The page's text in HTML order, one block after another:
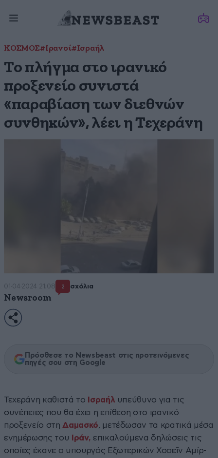
ΚΟΣΜΟΣ#Ιρανοί#Ισραήλ
Το πλήγμα στο ιρανικό
προξενείο συνιστά
«παραβίαση των διεθνών
συνθηκών», λέει η Τεχεράνη
01·04·2024 21:08 2 σχόλια
Newsroom
Πρόσθεσε το Newsbeast στις προτεινόμενες
πηγές σου στη Google
Τεχεράνη καθιστά το Ισραήλ υπεύθυνο για τις
συνέπειες που θα έχει η επίθεση στο ιρανικό
προξενείο στη Δαμασκό, μετέδωσαν τα κρατικά μέσα
ενημέρωσης του
Ιράν, επικαλούμενα δηλώσεις τις
οποίες έκανε ο υπουργός Εξωτερικών Χοσεΐν Αμίρ-